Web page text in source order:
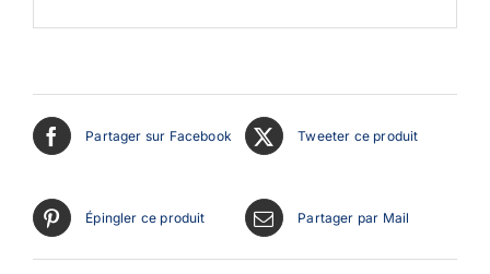
Partager sur Facebook Tweeter ce produit
Épingler ce produit Partager par Mail